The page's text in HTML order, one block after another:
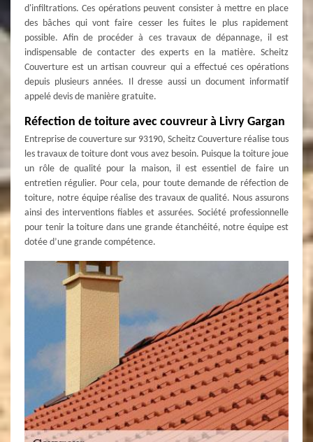
d'infiltrations. Ces opérations peuvent consister à mettre en place
des bâches qui vont faire cesser les fuites le plus rapidement
possible. Afin de procéder à ces travaux de dépannage, il est
indispensable de contacter des experts en la matière. Scheitz
Couverture est un artisan couvreur qui a effectué ces opérations
depuis plusieurs années. Il dresse aussi un document informatif
appelé devis de manière gratuite.
Réfection de toiture avec couvreur à Livry Gargan
Entreprise de couverture sur 93190, Scheitz Couverture réalise tous
les travaux de toiture dont vous avez besoin. Puisque la toiture joue
un rôle de qualité pour la maison, il est essentiel de faire un
entretien régulier. Pour cela, pour toute demande de réfection de
toiture, notre équipe réalise des travaux de qualité. Nous assurons
ainsi des interventions fiables et assurées. Société professionnelle
pour tenir la toiture dans une grande étanchéité, notre équipe est
dotée d’une grande compétence.